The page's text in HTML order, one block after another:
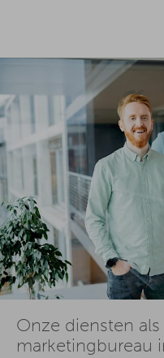
Onze diensten
marketingbureau